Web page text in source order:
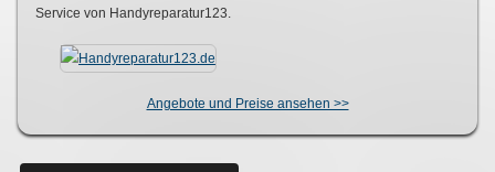
Service von Handyreparatur123.
Angebote und Preise ansehen >>